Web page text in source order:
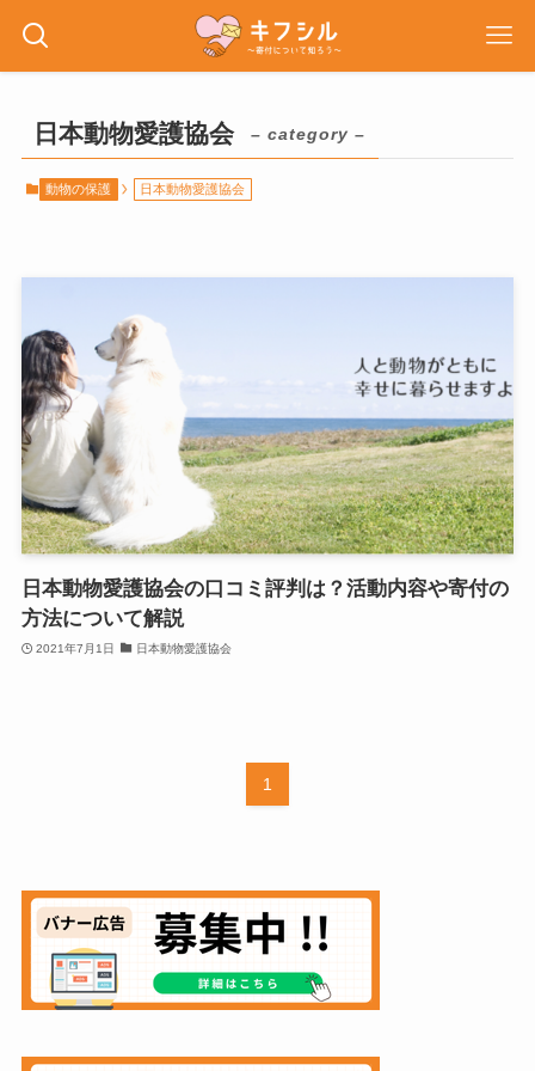
日本動物愛護協会 – category –
動物の保護 日本動物愛護協会
日本動物愛護協会の口コミ評判は？活動内容や寄付の
方法について解説
2021年7月1日 日本動物愛護協会
1